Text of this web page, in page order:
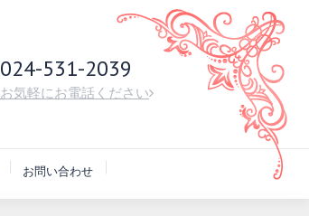
024-531-2039
お気軽にお電話ください
お問い合わせ